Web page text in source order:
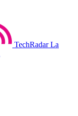
TechRadar La